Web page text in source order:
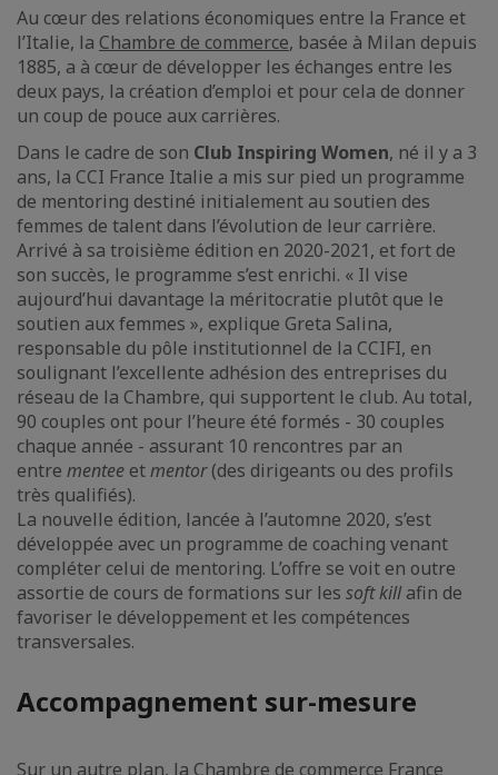
Au cœur des relations économiques entre la France et
l’Italie, la Chambre de commerce, basée à Milan depuis
1885, a à cœur de développer les échanges entre les
deux pays, la création d’emploi et pour cela de donner
un coup de pouce aux carrières.
Dans le cadre de son Club Inspiring Women, né il y a 3
ans, la CCI France Italie a mis sur pied un programme
de mentoring destiné initialement au soutien des
femmes de talent dans l’évolution de leur carrière.
Arrivé à sa troisième édition en 2020-2021, et fort de
son succès, le programme s’est enrichi. « Il vise
aujourd’hui davantage la méritocratie plutôt que le
soutien aux femmes », explique Greta Salina,
responsable du pôle institutionnel de la CCIFI, en
soulignant l’excellente adhésion des entreprises du
réseau de la Chambre, qui supportent le club. Au total,
90 couples ont pour l’heure été formés - 30 couples
chaque année - assurant 10 rencontres par an
entre mentee etmentor(des dirigeants ou des profils
très qualifiés).
La nouvelle édition, lancée à l’automne 2020, s’est
développée avec un programme de coaching venant
compléter celui de mentoring. L’offre se voit en outre
assortie de cours de formations sur les soft killafin de
favoriser le développement et les compétences
transversales.
Accompagnement sur-mesure
Sur un autre plan, la Chambre de commerce France